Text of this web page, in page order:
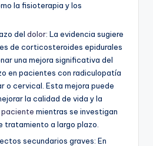
la fisioterapia y los
del dolor: La evidencia sugiere
de corticosteroides epidurales
una mejora significativa del
en pacientes con radiculopatía
o cervical. Esta mejora puede
la calidad de vida y la
paciente mientras se investigan
tratamiento a largo plazo.
secundarios graves: En